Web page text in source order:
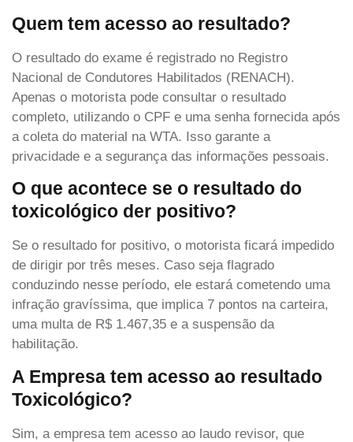
Quem tem acesso ao resultado?
O resultado do exame é registrado no Registro
Nacional de Condutores Habilitados (RENACH).
Apenas o motorista pode consultar o resultado
completo, utilizando o CPF e uma senha fornecida após
a coleta do material na WTA. Isso garante a
privacidade e a segurança das informações pessoais.
O que acontece se o resultado do
toxicológico der positivo?
Se o resultado for positivo, o motorista ficará impedido
de dirigir por três meses. Caso seja flagrado
conduzindo nesse período, ele estará cometendo uma
infração gravíssima, que implica 7 pontos na carteira,
uma multa de R$ 1.467,35 e a suspensão da
habilitação.
A Empresa tem acesso ao resultado
Toxicológico?
Sim, a empresa tem acesso ao laudo revisor, que